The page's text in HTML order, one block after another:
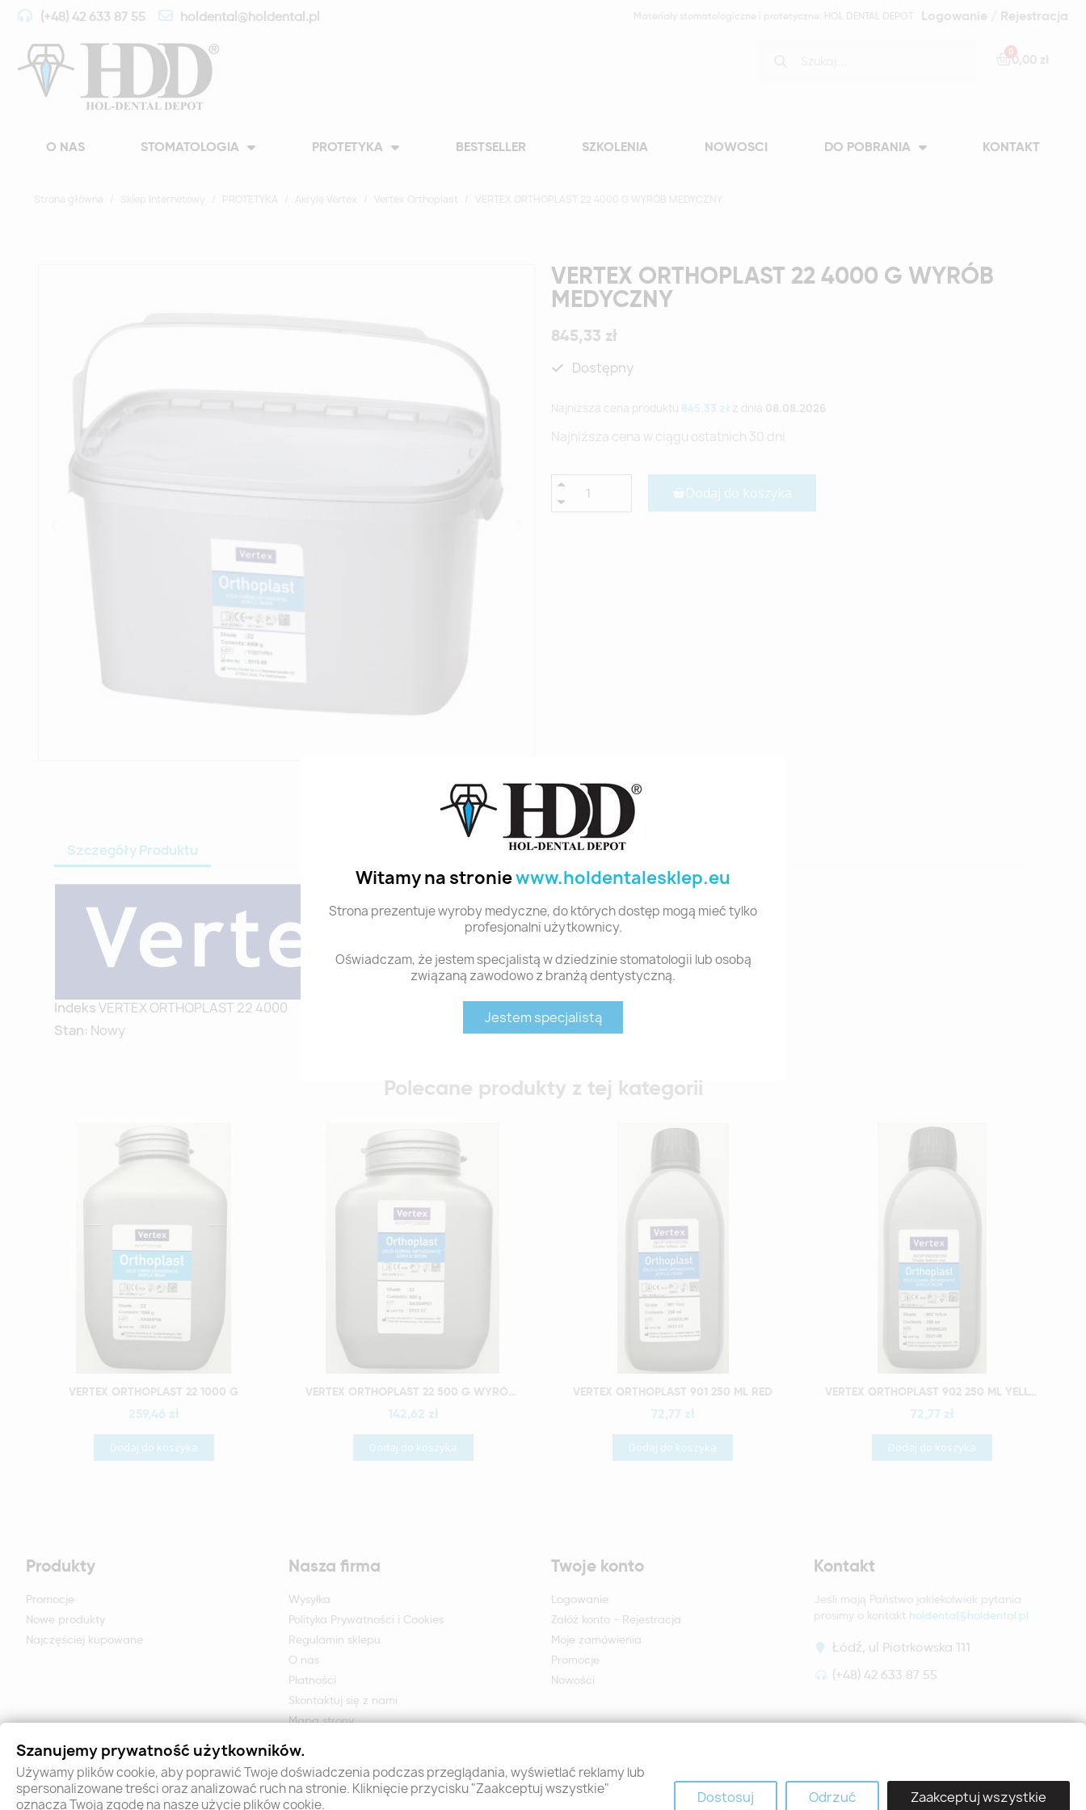
Witamy na stroniewww.holdentalesklep.eu
Strona prezentuje wyroby medyczne, do których dostęp mogą mieć tylko
profesjonalni użytkownicy.
Oświadczam, że jestem specjalistą w dziedzinie stomatologii lub osobą
związaną zawodowo z branżą dentystyczną.
Jestem specjalistą
(+48) 42 633 87 55 holdental@holdental.pl Materiały stomatologiczne i protetyczne: HOL DENTAL DEPOT Logowanie / Rejestracja
0,00 zł
O NAS STOMATOLOGIA PROTETYKA BESTSELLER SZKOLENIA NOWOSCI DO POBRANIA KONTAKT
Strona główna Sklep Internetowy PROTETYKA Akryle Vertex Vertex Orthoplast VERTEX ORTHOPLAST 22 4000 G WYRÓB MEDYCZNY
VERTEX ORTHOPLAST 22 4000 G WYRÓB
MEDYCZNY
845,33 zł
Dostępny
Najniższa cena produktu 845,33 zł z dnia 08.08.2026
Najniższa cena w ciągu ostatnich 30 dni
Dodaj do koszyka
Szczegóły Produktu
IndeksVERTEX ORTHOPLAST 22 4000
Stan: Nowy
Polecane produkty z tej kategorii
Szybki podgląd
VERTEX ORTHOPLAST 22 1000 G
259,46 zł
Dodaj do koszyka
Szybki podgląd VERTEX ORTHOPLAST 22 500 G WYRÓB MEDYCZNY
142,62 zł
Dodaj do koszyka
Szybki podgląd
VERTEX ORTHOPLAST 901 250 ML RED
72,77 zł
Dodaj do koszyka
Szybki podgląd VERTEX ORTHOPLAST 902 250 ML YELLOW
72,77 zł
Dodaj do koszyka
Produkty
Promocje
Nowe produkty
Najczęściej kupowane
Nasza firma
Wysyłka
Polityka Prywatności i Cookies
Regulamin sklepu
O nas
Płatności
Skontaktuj się z nami
Mapa strony
Twoje konto
Logowanie
Załóż konto - Rejestracja
Moje zamówienia
Promocje
Nowości
Kontakt
Jeśli mają Państwo jakiekolwiek pytania
prosimy o kontakt holdental@holdental.pl
Łódź, ul Piotrkowska 111
(+48) 42 633 87 55
Szanujemy prywatność użytkowników.
Używamy plików cookie, aby poprawić Twoje doświadczenia podczas przeglądania, wyświetlać reklamy lub
spersonalizowane treści oraz analizować ruch na stronie. Kliknięcie przycisku "Zaakceptuj wszystkie"
oznacza Twoją zgodę na nasze użycie plików cookie.
Dostosuj Odrzuć Zaakceptuj wszystkie